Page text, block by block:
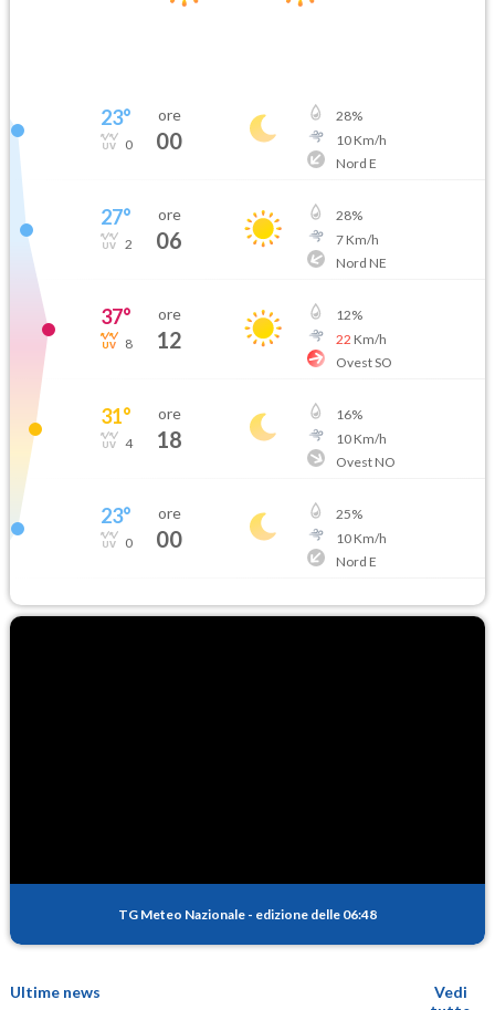
23°
0
ore
00
28%
10Km/h
Nord E
27°
2
ore
06
28%
7Km/h
Nord NE
37°
8
ore
12
12%
22 Km/h
Ovest SO
31°
4
ore
18
16%
10Km/h
Ovest NO
23°
0
ore
00
25%
10Km/h
Nord E
TG Meteo Nazionale - edizione delle 06:48
Ultime news
Vedi